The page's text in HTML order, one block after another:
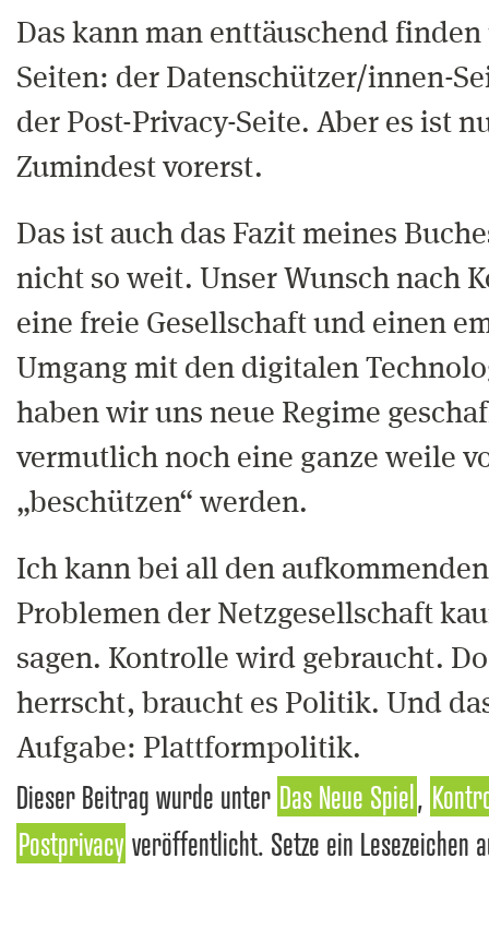
Das kann man enttäuschend
Seiten: der Datenschützer/innen-
der Post-Privacy-Seite. Aber es ist
Zumindest vorerst.
Das ist auch das Fazit meines
nicht so weit. Unser Wunsch nach
eine freie Gesellschaft und einen
Umgang mit den digitalen
haben wir uns neue Regime
vermutlich noch eine ganze weile
„beschützen“ werden.
Ich kann bei all den
Problemen der Netzgesellschaft
sagen. Kontrolle wird gebraucht.
herrscht, braucht es Politik. Und
Aufgabe: Plattformpolitik.
Dieser Beitrag wurde unter Das Neue Spiel,
Postprivacy veröffentlicht. Setze ein Lesezeichen